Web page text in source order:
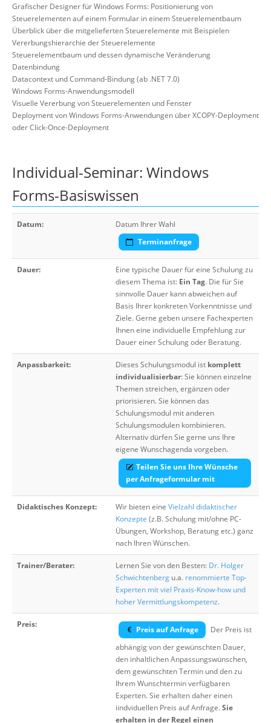
Grafischer Designer für Windows Forms: Positionierung von
Steuerelementen auf einem Formular in einem Steuerelementbaum
Überblick über die mitgelieferten Steuerelemente mit Beispielen
Vererbungshierarchie der Steuerelemente
Steuerelementbaum und dessen dynamische Veränderung
Datenbindung
Datacontext und Command-Bindung (ab .NET 7.0)
Windows Forms-Anwendungsmodell
Visuelle Vererbung von Steuerelementen und Fenster
Deployment von Windows Forms-Anwendungen über XCOPY-Deployment
oder Click-Once-Deployment
Individual-Seminar: Windows
Forms-Basiswissen
Datum:
Datum Ihrer Wahl
Terminanfrage
Dauer:
Eine typische Dauer für eine Schulung zu
diesem Thema ist: Ein Tag. Die für Sie
sinnvolle Dauer kann abweichen auf
Basis Ihrer konkreten Vorkenntnisse und
Ziele. Gerne geben unsere Fachexperten
Ihnen eine individuelle Empfehlung zur
Dauer einer Schulung oder Beratung.
Anpassbarkeit: Dieses Schulungsmodul ist komplett
individualisierbar: Sie können einzelne
Themen streichen, ergänzen oder
priorisieren. Sie können das
Schulungsmodul mit anderen
Schulungsmodulen kombinieren.
Alternativ dürfen Sie gerne uns Ihre
eigene Wunschagenda vorgeben.
Teilen Sie uns Ihre Wünsche
per Anfrageformular mit
Didaktisches Konzept: Wir bieten eine Vielzahl didaktischer
Konzepte (z.B. Schulung mit/ohne PC-
Übungen, Workshop, Beratung etc.) ganz
nach Ihren Wünschen.
Trainer/Berater: Lernen Sie von den Besten: Dr. Holger
Schwichtenberg u.a. renommierte Top-
Experten mit viel Praxis-Know-how und
hoher Vermittlungskompetenz.
Preis:
Preis auf Anfrage
Der Preis ist
abhängig von der gewünschten Dauer,
den inhaltlichen Anpassungswünschen,
dem gewünschten Termin und den zu
Ihrem Wunschtermin verfügbaren
Experten. Sie erhalten daher einen
iindviduellen Preis auf Anfrage.Sie
erhalten in der Regel einen